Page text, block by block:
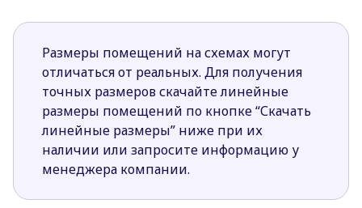
Дом четко разделен на 2 части – часть
Дневная зона размещена в правом крыле дома.
Здесь спроектированы мини-кухня,
совмещенные столовая зона и гостиная.
Придает атмосфере уюта и спокойствия камин,
который хорошо виден со всех углов дневной
зоны.
Большие окна гарантируют проникновение в
дом достаточного количества солнечного
Размеры помещений на схемах могут
отличаться от реальных. Для получения
точных размеров скачайте линейные
размеры помещений по кнопке “Скачать
линейные размеры” ниже при их
наличии или запросите информацию у
менеджера компании.